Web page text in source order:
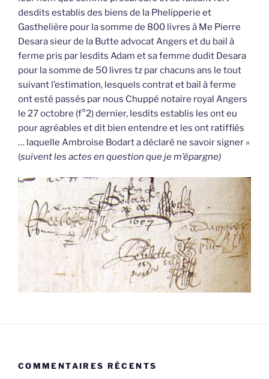
desdits establis des biens de la Phelipperie et
Gasthelière pour la somme de 800 livres à Me Pierre
Desara sieur de la Butte advocat Angers et du bail à
ferme pris par lesdits Adam et sa femme dudit Desara
pour la somme de 50 livres tz par chacuns ans le tout
suivant l’estimation, lesquels contrat et bail à ferme
ont esté passés par nous Chuppé notaire royal Angers
le 27 octobre (f°2) dernier, lesdits establis les ont eu
pour agréables et dit bien entendre et les ont ratiffiés
… laquelle Ambroise Bodart a déclaré ne savoir signer »
(suivent les actes en question que je m’épargne)
COMMENTAIRES RÉCENTS